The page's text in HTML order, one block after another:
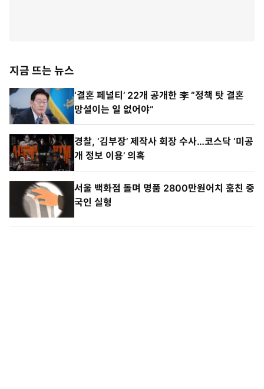
지금 뜨는 뉴스
‘결혼 페널티’ 22개 공개한 李 “정책 탓 결혼
망설이는 일 없어야”
경찰, ‘김부장’ 제작사 회장 수사…코스닥 ‘미공
개 정보 이용’ 의혹
서울 백화점 돌며 명품 2800만원어치 훔친 중
국인 실형